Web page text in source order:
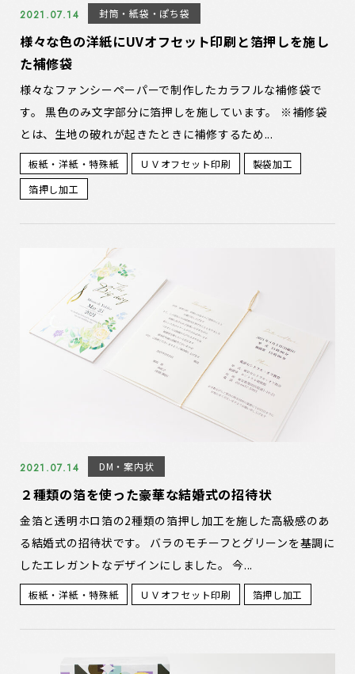
2021.07.14 封筒・紙袋・ぽち袋
様々な色の洋紙にUVオフセット印刷と箔押しを施し
た補修袋
様々なファンシーペーパーで制作したカラフルな補修袋で
す。 黒色のみ文字部分に箔押しを施しています。 ※補修袋
とは、生地の破れが起きたときに補修するため...
板紙・洋紙・特殊紙 ＵＶオフセット印刷
製袋加工
箔押し加工
2021.07.14 DM・案内状
２種類の箔を使った豪華な結婚式の招待状
金箔と透明ホロ箔の2種類の箔押し加工を施した高級感のあ
る結婚式の招待状です。 バラのモチーフとグリーンを基調に
したエレガントなデザインにしました。 今...
板紙・洋紙・特殊紙 ＵＶオフセット印刷 箔押し加工